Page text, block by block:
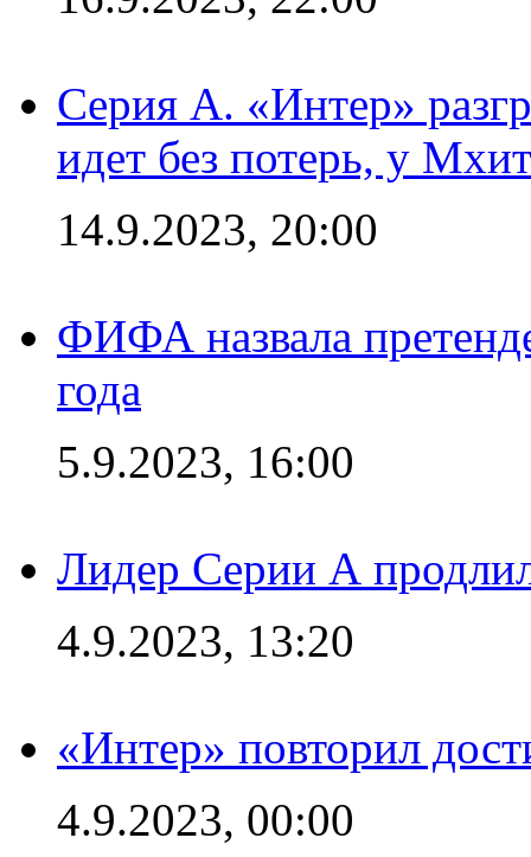
Серия А. «Интер»
идет без потерь, у
14.9.2023, 20:00
ФИФА назвала
года
5.9.2023, 16:00
Лидер Серии А
4.9.2023, 13:20
«Интер» повторил
4.9.2023, 00:00